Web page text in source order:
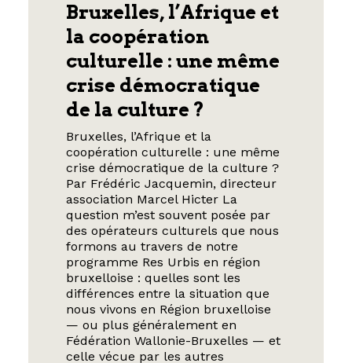
Bruxelles, l’Afrique et
la coopération
culturelle : une même
crise démocratique
de la culture ?
Bruxelles, l’Afrique et la
coopération culturelle : une même
crise démocratique de la culture ?
Par Frédéric Jacquemin, directeur
association Marcel Hicter La
question m’est souvent posée par
des opérateurs culturels que nous
formons au travers de notre
programme Res Urbis en région
bruxelloise : quelles sont les
différences entre la situation que
nous vivons en Région bruxelloise
— ou plus généralement en
Fédération Wallonie-Bruxelles — et
celle vécue par les autres